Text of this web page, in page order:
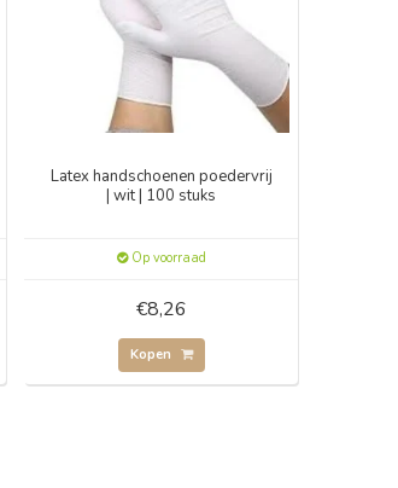
Latex handschoenen poedervrij
| wit | 100 stuks
Op voorraad
€8,26
Kopen